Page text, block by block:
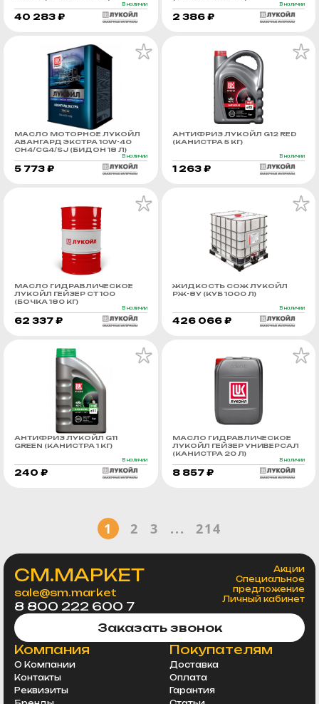
В наличии
40 283 ₽
В наличии
2 386 ₽
МАСЛО МОТОРНОЕ ЛУКОЙЛ
АВАНГАРД ЭКСТРА 10W-40
CH4/CG4/SJ (БИДОН 18 Л)
В наличии
5 773 ₽
АНТИФРИЗ ЛУКОЙЛ G12 RED
(КАНИСТРА 5 КГ)
В наличии
1 263 ₽
МАСЛО ГИДРАВЛИЧЕСКОЕ
ЛУКОЙЛ ГЕЙЗЕР СТ 100
(БОЧКА 180 КГ)
В наличии
62 337 ₽
ЖИДКОСТЬ СОЖ ЛУКОЙЛ
РЖ-8У (КУБ 1000 Л)
В наличии
426 066 ₽
АНТИФРИЗ ЛУКОЙЛ G11
GREEN (КАНИСТРА 1 КГ)
В наличии
240 ₽
МАСЛО ГИДРАВЛИЧЕСКОЕ
ЛУКОЙЛ ГЕЙЗЕР УНИВЕРСАЛ
(КАНИСТРА 20 Л)
В наличии
8 857 ₽
1 2 3 ... 214
СМ.МАРКЕТ
sale@sm.market
8 800 222 600 7
Акции
Специальное
предложение
Личный кабинет
Заказать звонок
Компания
О Компании
Контакты
Реквизиты
Покупателям
Доставка
Оплата
Гарантия